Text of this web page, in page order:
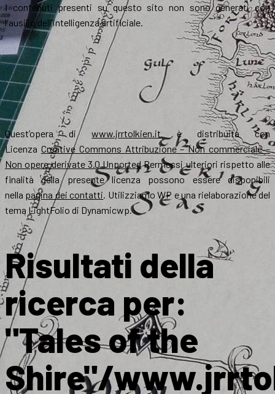
I contenuti presenti su questo sito non sono generati con
l'ausilio dell'intelligenza artificiale.
Quest’opera diwww.jrrtolkien.itè distribuita con
Licenza Creative Commons Attribuzione – Non commerciale –
Non opere derivate 3.0 UnportedPermessi ulteriori rispetto alle
finalità della presente licenza possono essere disponibili
nella pagina dei contatti. Utilizziamo WP e una rielaborazione del
tema LightFolio di Dynamicwp.
Risultati della
ricerca per:
"Tales of the
Shire"/